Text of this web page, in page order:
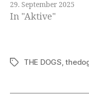
gut in die
Chancen und
29. September 2025
In "Aktive"
Schlagwörter
THE DOGS,